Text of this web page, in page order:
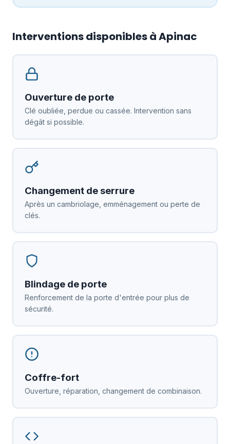
Interventions disponibles à Apinac
Ouverture de porte
Clé oubliée, perdue ou cassée. Intervention sans
dégât si possible.
Changement de serrure
Après un cambriolage, emménagement ou perte de
clés.
Blindage de porte
Renforcement de la porte d'entrée pour plus de
sécurité.
Coffre-fort
Ouverture, réparation, changement de combinaison.